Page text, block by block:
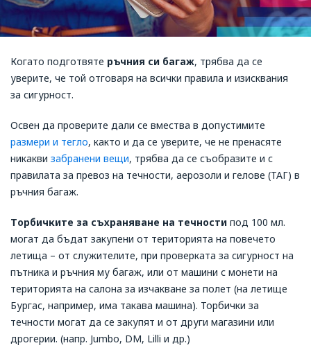
Когато подготвяте ръчния си багаж, трябва да се
уверите, че той отговаря на всички правила и изисквания
за сигурност.
Освен да проверите дали се вмества в допустимите
размери и тегло, както и да се уверите, че не пренасяте
никакви забранени вещи, трябва да се съобразите и с
правилата за превоз на течности, аерозоли и гелове (ТАГ) в
ръчния багаж.
Tорбичките за съхраняване на течности под 100 мл.
могат да бъдат закупени от територията на повечето
летища – от служителите, при проверката за сигурност на
пътника и ръчния му багаж, или от машини с монети на
територията на салона за изчакване за полет (на летище
Бургас, например, има такава машина). Торбички за
течности могат да се закупят и от други магазини или
дрогерии. (напр. Jumbo, DM, Lilli и др.)